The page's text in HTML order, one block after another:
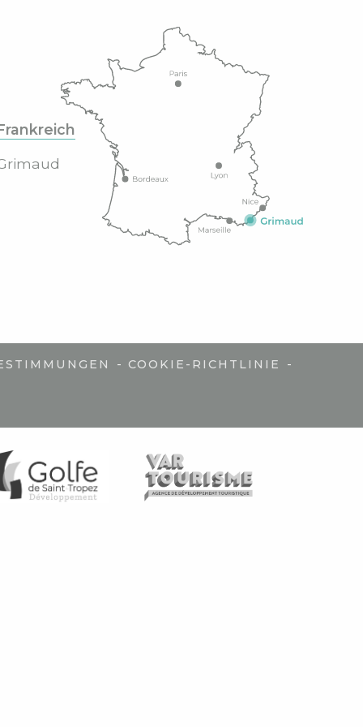
- COOKIE-RICHTLINIE -